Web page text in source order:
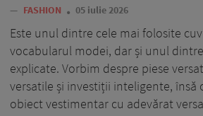
— FASHION 05 iulie 2026
Este unul dintre cele mai folosite
vocabularul modei, dar și unul
explicate. Vorbim despre piese
versatile și investiții inteligente, însă
obiect vestimentar cu adevărat